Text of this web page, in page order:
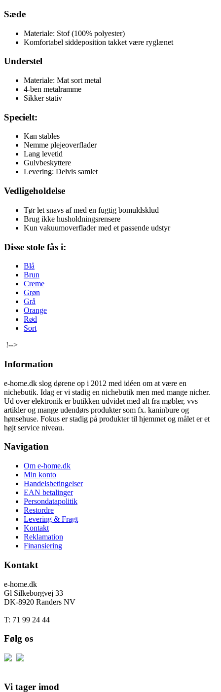
Sæde
Materiale: Stof (100% polyester)
Komfortabel siddeposition takket være ryglænet
Understel
Materiale: Mat sort metal
4-ben metalramme
Sikker stativ
Specielt:
Kan stables
Nemme plejeoverflader
Lang levetid
Gulvbeskyttere
Levering: Delvis samlet
Vedligeholdelse
Tør let snavs af med en fugtig bomuldsklud
Brug ikke husholdningsrensere
Kun vakuumoverflader med et passende udstyr
Disse stole fås i:
Blå
Brun
Creme
Grøn
Grå
Orange
Rød
Sort
!-->
Information
e-home.dk slog dørene op i 2012 med idéen om at være en
nichebutik. Idag er vi stadig en nichebutik men med mange nicher.
Ud over elektronik er butikken udvidet med alt fra møbler, vvs
artikler og mange udendørs produkter som fx. kaninbure og
hønsehuse. Fokus er stadig på produkter til hjemmet og målet er et
højt service niveau.
Navigation
Om e-home.dk
Min konto
Handelsbetingelser
EAN betalinger
Persondatapolitik
Restordre
Levering & Fragt
Kontakt
Reklamation
Finansiering
Kontakt
e-home.dk
Gl Silkeborgvej 33
DK-8920 Randers NV
T: 71 99 24 44
Følg os
Vi tager imod